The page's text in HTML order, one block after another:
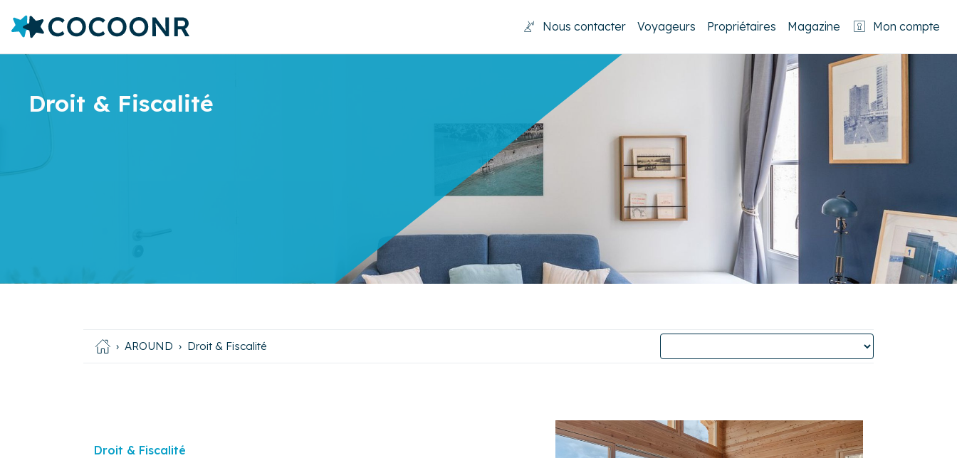
Nous contacter Voyageurs Propriétaires Magazine Mon compte
Droit & Fiscalité
AROUND Droit & Fiscalité
Droit & Fiscalité